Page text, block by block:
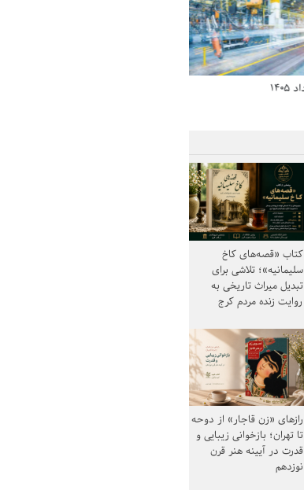
کتاب «قصه‌های کاخ
سلیمانیه»؛ تلاشی برای
تبدیل میراث تاریخی به
روایت زنده مردم کرج
رازهای «زن قاجار» از دوحه
تا تهران؛ بازخوانی زیبایی و
قدرت در آیینه هنر قرن
نوزدهم